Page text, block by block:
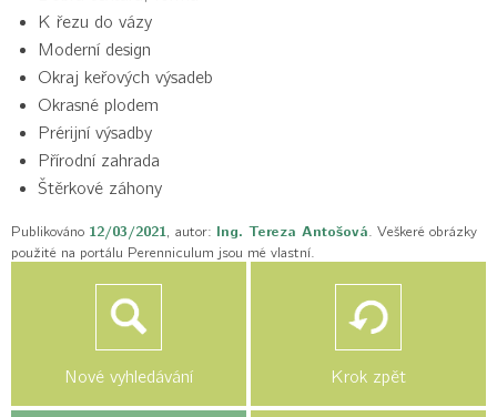
K řezu do vázy
Moderní design
Okraj keřových výsadeb
Okrasné plodem
Prérijní výsadby
Přírodní zahrada
Štěrkové záhony
Publikováno 12/03/2021, autor: Ing. Tereza Antošová. Veškeré obrázky
použité na portálu Perenniculum jsou mé vlastní.
Nové vyhledávání Krok zpět